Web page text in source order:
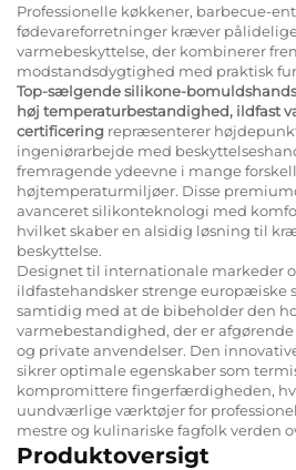
Professionelle køkkener, barbecue-
fødevareforretninger kræver
varmebeskyttelse, der kombinerer
modstandsdygtighed med praktisk
Top-sælgende silikone-
høj temperaturbestandighed, ildfast
certificering repræsenterer
ingeniørarbejde med
fremragende ydeevne i mange
højtemperaturmiljøer. Disse
avanceret silikonteknologi med
hvilket skaber en alsidig løsning til
beskyttelse.
Designet til internationale markeder
ildfastehandsker strenge europæiske
samtidig med at de bibeholder den
varmebestandighed, der er
og private anvendelser. Den
sikrer optimale egenskaber som
kompromittere fingerfærdigheden,
uundværlige værktøjer for
mestre og kulinariske fagfolk verden
Produktoversigt